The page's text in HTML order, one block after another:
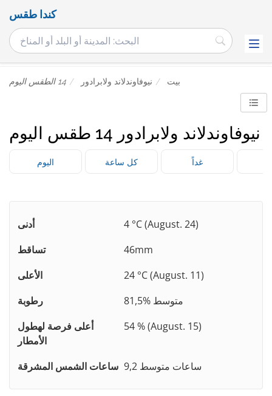
كندا طقس
بيت نيوفاوندلاند ولابرادور 14 الطقس اليوم
نيوفاوندلاند ولابرادور 14 طقس اليوم
اليوم كل ساعة غداً
أدنى
4 °C (August. 24)
تساقط
46mm
الأعلى
24 °C (August. 11)
رطوبة
81,5% متوسط
أعلى فرصة لهطول
الأمطار
54 % (August. 15)
ساعات الشمس المشرقة 9,2 ساعات متوسط